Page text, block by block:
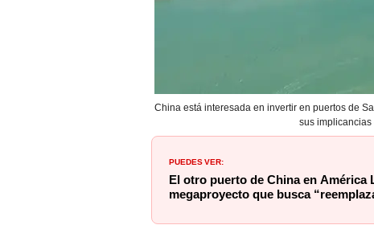
China está interesada en invertir en puertos de
sus implicancias
PUEDES VER:
El otro puerto de China en América
megaproyecto que busca